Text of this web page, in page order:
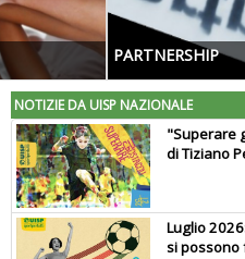
PARTNERSHIP
NOTIZIE DA UISP NAZIONALE
"Superare
di Tiziano
Luglio
si possono